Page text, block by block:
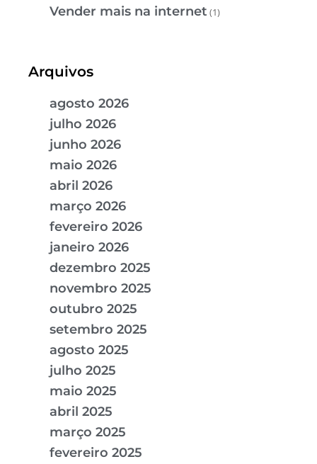
Vender mais na internet (1)
Arquivos
agosto 2026
julho 2026
junho 2026
maio 2026
abril 2026
março 2026
fevereiro 2026
janeiro 2026
dezembro 2025
novembro 2025
outubro 2025
setembro 2025
agosto 2025
julho 2025
maio 2025
abril 2025
março 2025
fevereiro 2025